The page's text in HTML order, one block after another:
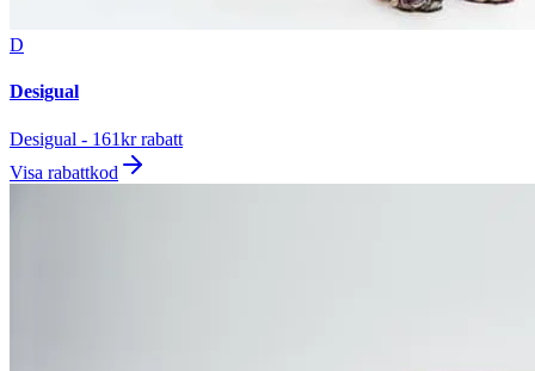
D
Desigual
Desigual - 161kr rabatt
Visa rabattkod